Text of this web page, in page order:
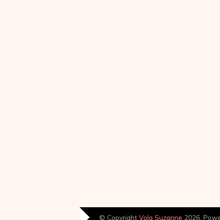
© Copyright Volg Suzanne 2026.